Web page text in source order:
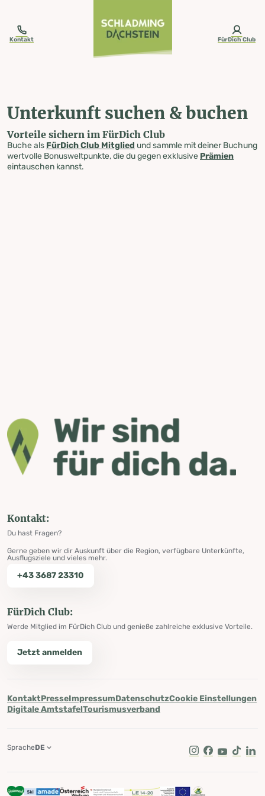
Kontakt FürDich Club
Unterkunft suchen & buchen
Vorteile sichern im FürDich Club
Buche als FürDich Club Mitglied und sammle mit deiner Buchung
wertvolle Bonusweltpunkte, die du gegen exklusive Prämien
eintauschen kannst.
Kontakt:
Du hast Fragen?
Gerne geben wir dir Auskunft über die Region, verfügbare Unterkünfte,
Ausflugsziele und vieles mehr.
+43 3687 23310
FürDich Club:
Werde Mitglied im FürDich Club und genieße zahlreiche exklusive Vorteile.
Jetzt anmelden
KontaktPresseImpressumDatenschutzCookie Einstellungen
Digitale AmtstafelTourismusverband
Instagram
Facebook
Youtube
Tik Tok
SpracheDE